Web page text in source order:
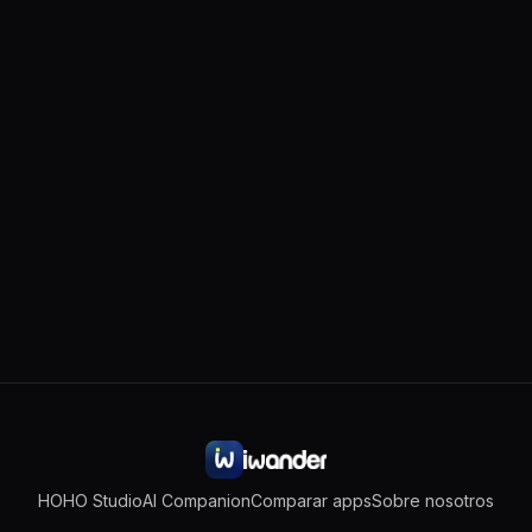
HOHO StudioAI CompanionComparar appsSobre nosotros